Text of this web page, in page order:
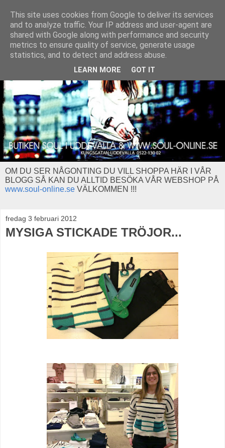
OM DU SER NÅGONTING DU VILL SHOPPA HÄR I VÅR
BLOGG SÅ KAN DU ALLTID BESÖKA VÅR WEBSHOP PÅ
www.soul-online.se VÄLKOMMEN !!!
fredag 3 februari 2012
MYSIGA STICKADE TRÖJOR...
This site uses cookies from Google to deliver its services
and to analyze traffic. Your IP address and user-agent are
shared with Google along with performance and security
metrics to ensure quality of service, generate usage
statistics, and to detect and address abuse.
LEARN MORE GOT IT